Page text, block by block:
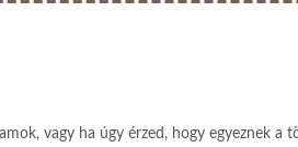
vagy ha úgy érzed, hogy egyeznek a